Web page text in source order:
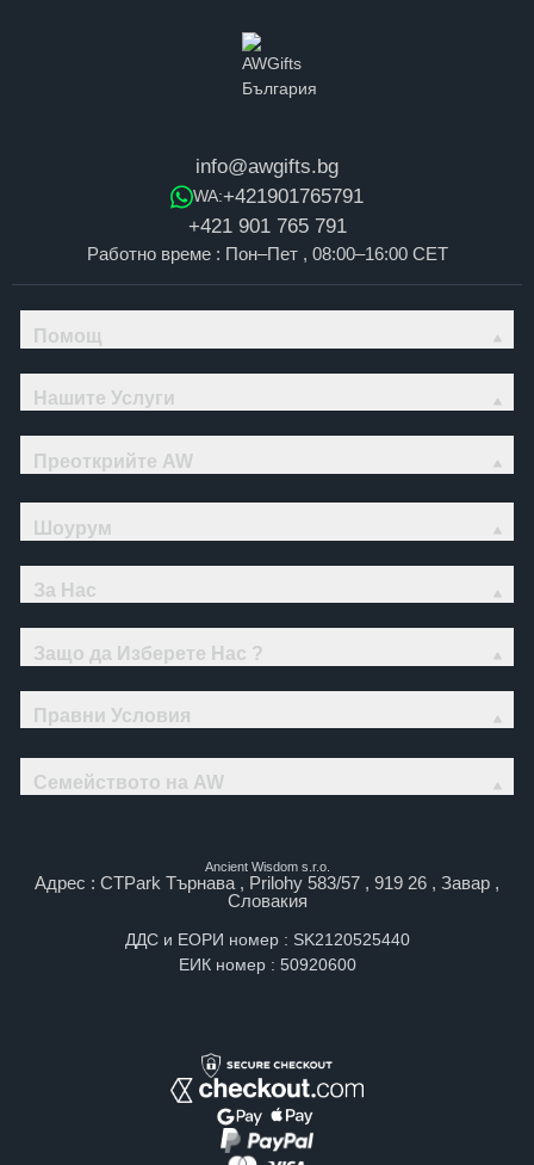
info@awgifts.bg
WA:+421901765791
+421 901 765 791
Работно време : Пон–Пет , 08:00–16:00 CET
Помощ
Нашите Услуги
Преоткрийте AW
Шоурум
За Нас
Защо да Изберете Нас ?
Правни Условия
Семейството на AW
Ancient Wisdom s.r.o.
Адрес : CTPark Търнава , Prilohy 583/57 , 919 26 , Завар ,
Словакия
ДДС и ЕОРИ номер : SK2120525440
ЕИК номер : 50920600